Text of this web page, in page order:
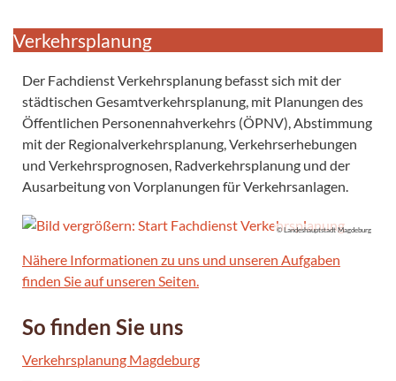
Verkehrsplanung
Der Fachdienst Verkehrsplanung befasst sich mit der
städtischen Gesamtverkehrsplanung, mit Planungen des
Öffentlichen Personennahverkehrs (ÖPNV), Abstimmung
mit der Regionalverkehrsplanung, Verkehrserhebungen
und Verkehrsprognosen, Radverkehrsplanung und der
Ausarbeitung von Vorplanungen für Verkehrsanlagen.
© Landeshauptstadt Magdeburg
Nähere Informationen zu uns und unseren Aufgaben
finden Sie auf unseren Seiten.
So finden Sie uns
Verkehrsplanung Magdeburg